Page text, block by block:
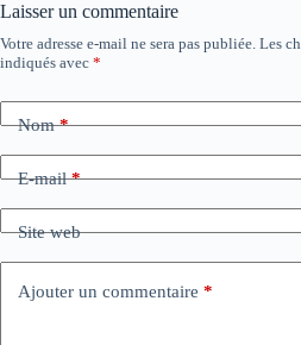
Laisser un commentaire
Votre adresse e-mail ne sera pas publiée. Les
indiqués avec *
Nom*
E-mail*
Site web
Ajouter un commentaire *